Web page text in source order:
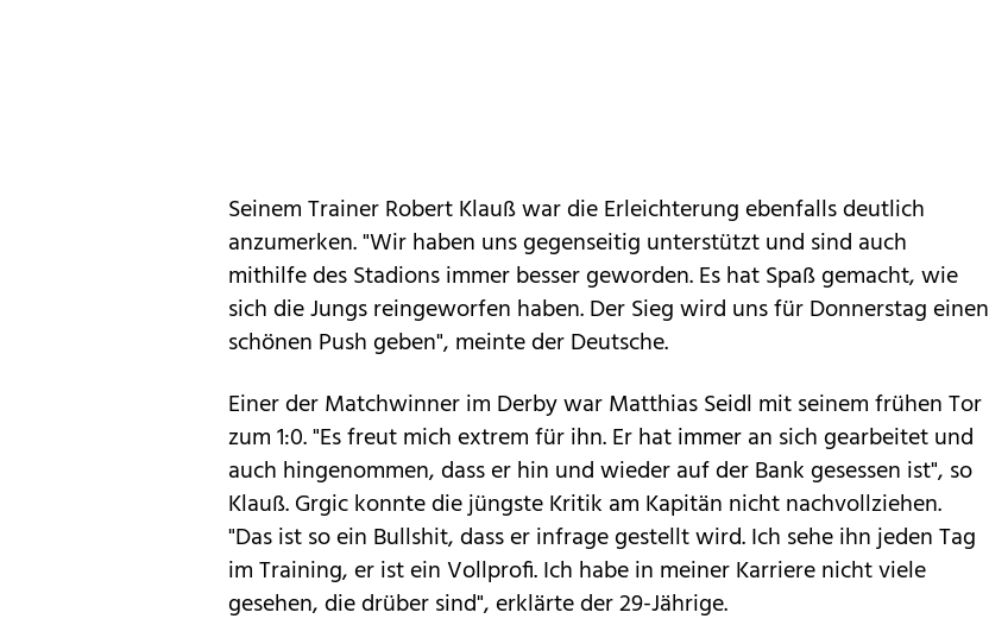
Seinem Trainer Robert Klauß war die Erleichterung ebenfalls deutlich
anzumerken. "Wir haben uns gegenseitig unterstützt und sind auch
mithilfe des Stadions immer besser geworden. Es hat Spaß gemacht, wie
sich die Jungs reingeworfen haben. Der Sieg wird uns für Donnerstag einen
schönen Push geben", meinte der Deutsche.
Einer der Matchwinner im Derby war Matthias Seidl mit seinem frühen Tor
zum 1:0. "Es freut mich extrem für ihn. Er hat immer an sich gearbeitet und
auch hingenommen, dass er hin und wieder auf der Bank gesessen ist", so
Klauß. Grgic konnte die jüngste Kritik am Kapitän nicht nachvollziehen.
"Das ist so ein Bullshit, dass er infrage gestellt wird. Ich sehe ihn jeden Tag
im Training, er ist ein Vollprofi. Ich habe in meiner Karriere nicht viele
gesehen, die drüber sind", erklärte der 29-Jährige.